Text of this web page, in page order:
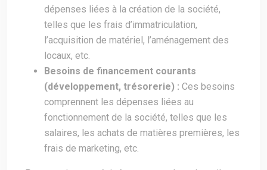
dépenses liées à la création de la société,
telles que les frais d’immatriculation,
l’acquisition de matériel, l’aménagement des
locaux, etc.
Besoins de financement courants
(développement, trésorerie) : Ces besoins
comprennent les dépenses liées au
fonctionnement de la société, telles que les
salaires, les achats de matières premières, les
frais de marketing, etc.